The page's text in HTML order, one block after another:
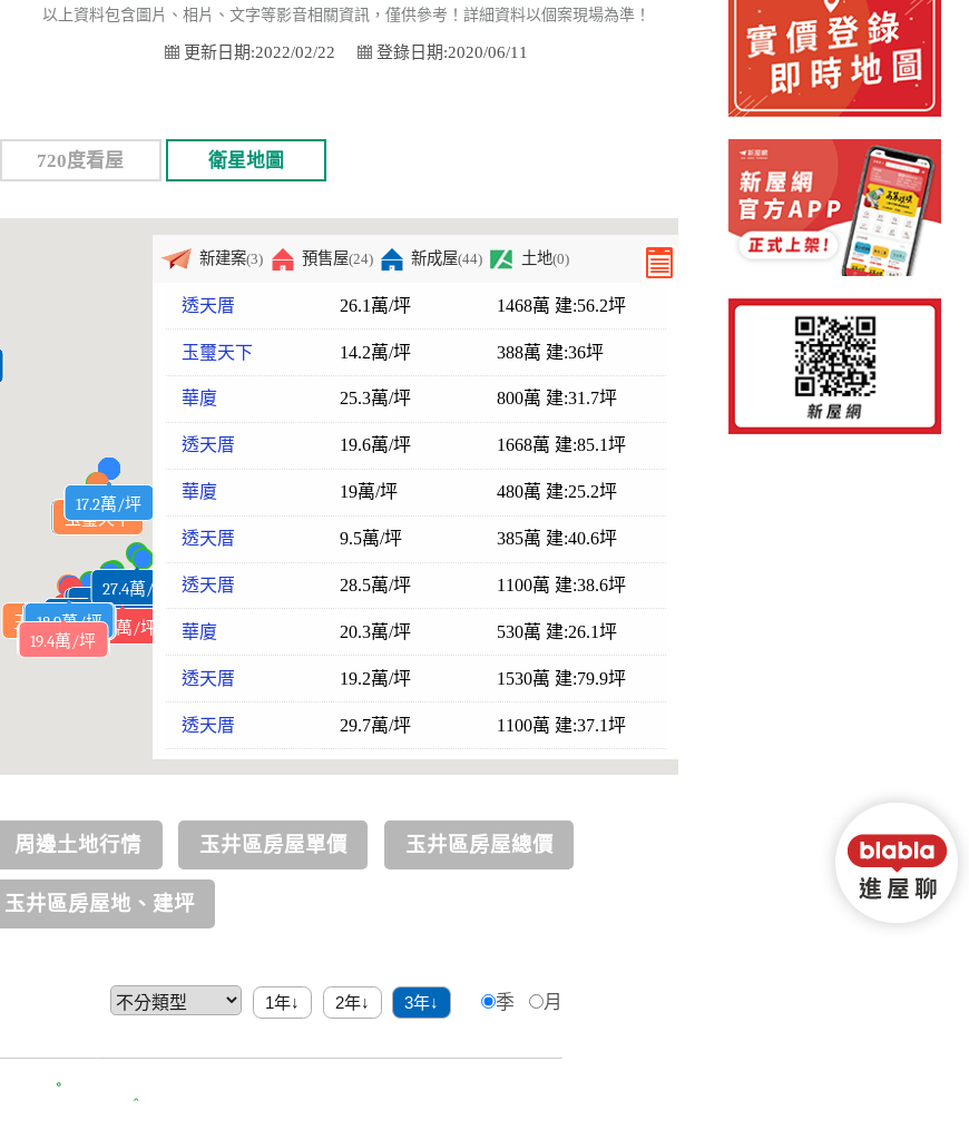
以上資料包含圖片、相片、文字等影音相關資訊，僅供參考！詳細資料以個案現場為準！
更新日期:2022/02/22 登錄日期:2020/06/11
720度看屋 衛星地圖
26.1萬/坪
玉璽天下
25.3萬/坪
19萬/坪
28.5萬/坪
20.3萬/坪
29.7萬/坪
19.5萬/坪
20.9萬/坪30.6萬/坪
16萬/坪
19.7萬/坪
19.9萬/坪
20.2萬/坪
15.7萬/坪
21.7萬/坪
22.3萬/坪
18.4萬/坪
18.7萬/坪
27.7萬/坪
28.4萬/坪
18.3萬/坪
21.6萬/坪
18萬/坪
29.8萬/坪
30萬/坪
21萬/坪
28.6萬/坪
29.3萬/坪
14萬/坪
21萬/坪
18.9萬/坪
19.4萬/坪
19萬/坪
19.4萬/坪
玉璽天下2璽福
28.9萬/坪
29.3萬/坪
28.2萬/坪
27.4萬/坪
28.3萬/坪
28.9萬/坪
30.4萬/坪
20.2萬/坪
20.7萬/坪
20.5萬/坪
21萬/坪
19萬/坪
19.5萬/坪
16.6萬/坪
16.9萬/坪
17.8萬/坪
18.3萬/坪
18.9萬/坪
19.3萬/坪
17.6萬/坪
18萬/坪
17.1萬/坪
17.5萬/坪
20.9萬/坪
21.4萬/坪
18.9萬/坪
19.4萬/坪
17.9萬/坪
17.2萬/坪
新建案(3) 預售屋(24) 新成屋(44) 土地(0)
透天厝 26.1萬/坪 1468萬 建:56.2坪
玉璽天下 14.2萬/坪 388萬 建:36坪
華廈 25.3萬/坪 800萬 建:31.7坪
透天厝 19.6萬/坪 1668萬 建:85.1坪
華廈 19萬/坪 480萬 建:25.2坪
透天厝 9.5萬/坪 385萬 建:40.6坪
透天厝 28.5萬/坪 1100萬 建:38.6坪
華廈 20.3萬/坪 530萬 建:26.1坪
透天厝 19.2萬/坪 1530萬 建:79.9坪
透天厝 29.7萬/坪 1100萬 建:37.1坪
御景玉邸 待售 待售
華廈 19.5萬/坪 510萬 建:26.1坪
華廈 20.9萬/坪 550萬 建:26.3坪
透天厝
華廈 16萬/坪 545萬 建:34.1坪
周邊土地行情 玉井區房屋單價 玉井區房屋總價
玉井區房屋地、建坪
1年↓ 2年↓ 3年↓ 季 月